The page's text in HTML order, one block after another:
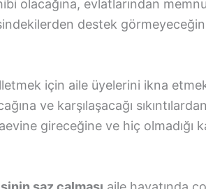
olacağına, evlatlarından
destek
için aile üyelerini ikna
ve karşılaşacağı sıkıntılardan
gireceğine ve hiç olmadığı